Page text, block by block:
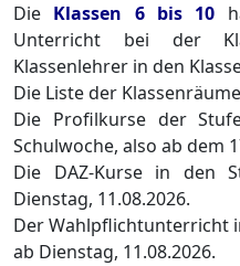
Die Klassen 6 bis 10
Unterricht bei der
Klassenlehrer in den
Die Liste der
Die Profilkurse der
Schulwoche, also ab dem
Die DAZ-Kurse in den
Dienstag, 11.08.2026.
Der Wahlpflichtunterricht
ab Dienstag, 11.08.2026.